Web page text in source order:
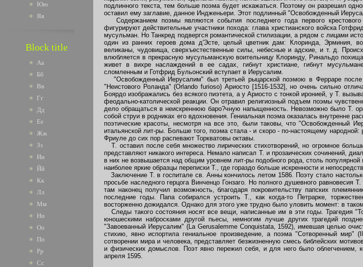
Юю
Яя
Block title
Аа
Бб
Вв
Гг
Дд
Ее
Жж
Зз
Ии
Йй
Кк
Лл
Мм
Нн
Оо
Пп
Рр
Сс
подлинного текста, тем больше поэма будет искажаться. Поэтому он разрешил
оставил ему заглавие, данное Индженьери. Этот подлинный "Освобожденный
Содержанием поэмы являются события последнего года первого
фигурируют действительные участники похода: глава христианского войска
мусульман. Но Танкред подвергся романтической стилизации, а рядом с лицами
один из ранних героев дома д'Эсте, целый цветник дам: Клоринда, Эрминия,
великаны, чудовища, сверхъестественные силы, небесные и адские, и т. д.
влюбляется в прекрасную мусульманскую воительницу Клоринду, Ринальдо
живет в вихре наслаждений в ее садах, гибнут христиане, гибнут
сломленным и Готфрид Бульонский вступает в Иерусалим.
"Освобожденный Иерусалим" был третьей рыцарской поэмою в Ферраре
"Неистового Роланда" (Orlando furioso) Ариосто [1516-1532], но очень сильно
Боярдо изображались без всякого пиэтета, а у Ариосто с тонкой иронией, у Т.
феодально-католической реакции. Он отравил религиозный подъем поэмы
дело обращаться в неискреннюю баро?чную напыщенность. Невозможно было Т.
собой струи в родниках его вдохновения. Гениальная поэма оказалась внутренне
поэтические красоты, несмотря на все это, были таковы, что "Освобожденный
итальянской лит-ры. Больше того, поэма стала - и скоро - по-настоящему
Фриуле до сих пор распевают Торкватовы октавы.
Т. оставил после себя множество лирических стихотворений, но огромное
представляют никакого интереса. Немало написал Т. и прозаических сочинений,
в них не возвышается над общим уровнем лит-ры подобного рода, столь
наиболее яркие образцы переписки Т., где гораздо больше искренности и
Заключение Т. в госпитале св. Анны кончилось летом 1586. Поэту стало
просьбе наследного герцога Винченцо Гонзаго. Но полного душевного
там наконец получил возможность, благодаря покровительству папских
последние годы. Папа собирался устроить Т., как когда-то Петрарке,
восторженно дожидался. Однако для этого уже трудно было уловить момент: в
Следы такого состояния носят все вещи, написанные им в эти годы. Трагедия
юношескими набросками другой пьесы, немногим лучше других трагедий
"Завоеванный Иерусалим" (La Gerusalemme Conquistata, 1592), имевшая целью
стихию, явно испортила гениальное произведение, а поэма "Сотворенный мир"
сотворении мира и человека, представляет безжизненную смесь библейских
и физических домыслов. Поэт явно пережил себя, и для него было облегчением,
апреля 1595.